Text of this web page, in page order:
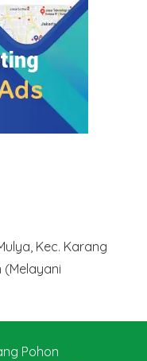
Kec. Karang
(Melayani
Pohon